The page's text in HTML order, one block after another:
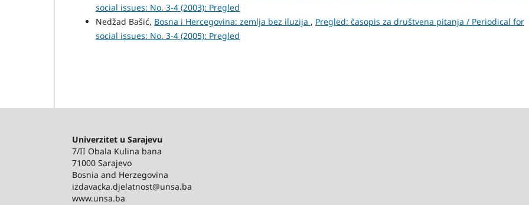
social issues: No. 3-4 (2003): Pregled
Nedžad Bašić, Bosna i Hercegovina: zemlja bez iluzija , Pregled: časopis za društvena pitanja / Periodical for
social issues: No. 3-4 (2005): Pregled
Univerzitet u Sarajevu
7/II Obala Kulina bana
71000 Sarajevo
Bosnia and Herzegovina
izdavacka.djelatnost@unsa.ba
www.unsa.ba